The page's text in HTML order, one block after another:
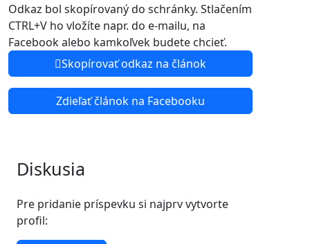
Odkaz bol skopírovaný do schránky. Stlačením
CTRL+V ho vložíte napr. do e-mailu, na
Facebook alebo kamkoľvek budete chcieť.
Skopírovať odkaz na článok
Zdieľať článok na Facebooku
Diskusia
Pre pridanie príspevku si najprv vytvorte
profil: